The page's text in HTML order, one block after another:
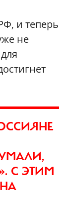
и теперь
не
С ЭТИМ